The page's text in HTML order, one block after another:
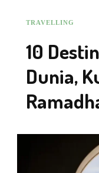
TRAVELLING
10
Dunia,